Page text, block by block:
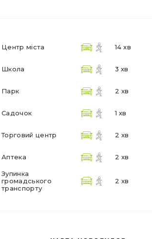
Центр міста 14 хв
Школа 3 хв
Парк 2 хв
Садочок 1 хв
Торговий центр 2 хв
Аптека 2 хв
Зупинка
громадського
транспорту
2 хв